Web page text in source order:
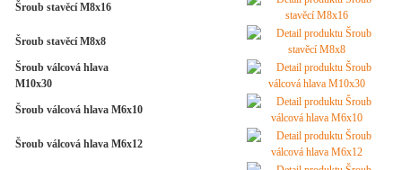
Šroub stavěcí M8x16
Šroub stavěcí M8x8
Šroub válcová hlava
M10x30
Šroub válcová hlava M6x10
Šroub válcová hlava M6x12